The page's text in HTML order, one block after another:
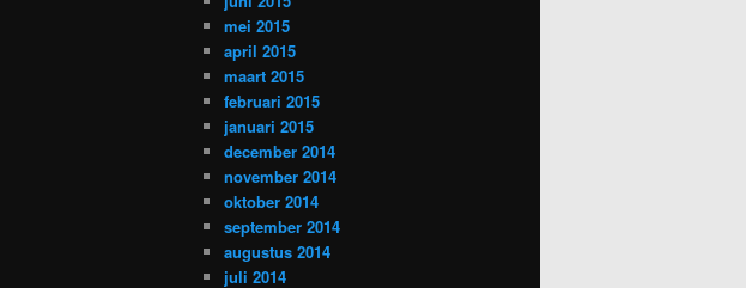
mei 2015
april 2015
maart 2015
februari 2015
januari 2015
december 2014
november 2014
oktober 2014
september 2014
augustus 2014
juli 2014